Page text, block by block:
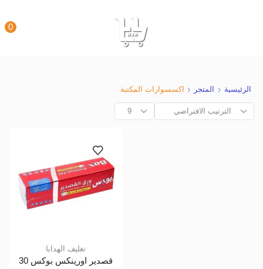
0
الرئيسية المتجر اكسسوارات المكتبة
تغليف الهدابا
قصدير اورينكس بوكس 30